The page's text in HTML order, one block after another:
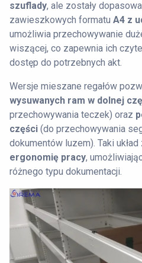
szuflady, ale zostały
zawieszkowych formatu A4 z
umożliwia przechowywanie
wiszącej, co zapewnia ich
dostęp do potrzebnych akt.
Wersje mieszane regałów
wysuwanych ram w dolnej
przechowywania teczek) oraz
części (do przechowywania
dokumentów luzem). Taki
ergonomię pracy,
różnego typu dokumentacji.